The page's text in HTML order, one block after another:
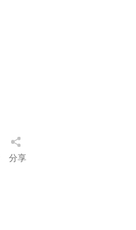
分享